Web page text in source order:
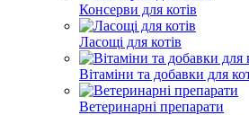
Консерви для котів
Ласощі для котів
Вітаміни та добавки для
Ветеринарні препарати